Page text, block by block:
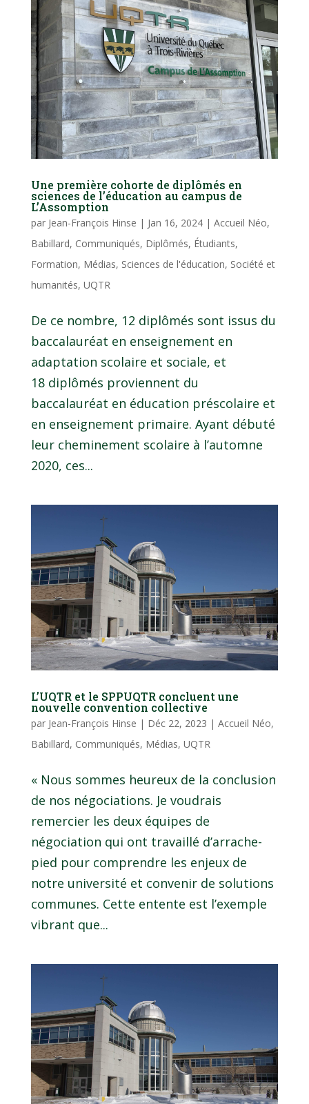
Une première cohorte de diplômés en
sciences de l’éducation au campus de
L’Assomption
par Jean-François Hinse | Jan 16, 2024| Accueil Néo,
Babillard, Communiqués, Diplômés, Étudiants,
Formation, Médias, Sciences de l'éducation, Société et
humanités, UQTR
De ce nombre, 12 diplômés sont issus du
baccalauréat en enseignement en
adaptation scolaire et sociale, et
18 diplômés proviennent du
baccalauréat en éducation préscolaire et
en enseignement primaire. Ayant débuté
leur cheminement scolaire à l’automne
2020, ces...
L’UQTR et le SPPUQTR concluent une
nouvelle convention collective
par Jean-François Hinse | Déc 22, 2023 | Accueil Néo,
Babillard, Communiqués, Médias, UQTR
« Nous sommes heureux de la conclusion
de nos négociations. Je voudrais
remercier les deux équipes de
négociation qui ont travaillé d’arrache-
pied pour comprendre les enjeux de
notre université et convenir de solutions
communes. Cette entente est l’exemple
vibrant que...